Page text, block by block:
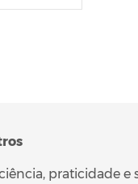
praticidade e